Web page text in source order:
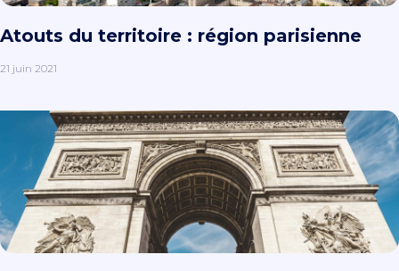
Atouts du territoire : région parisienne
21 juin 2021